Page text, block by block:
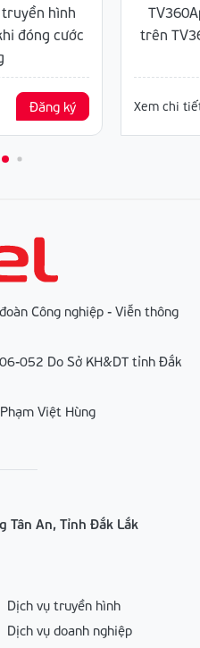
hình
đóng cước
Đăng ký
trên
Xem chi
Công nghiệp - Viễn thông
052 Do Sở KH&DT tỉnh Đắk
Việt Hùng
Tân An, Tỉnh Đắk Lắk
Dịch vụ truyền hình
Dịch vụ doanh nghiệp